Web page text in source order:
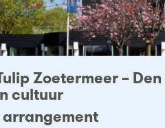
Zoetermeer –
cultuur